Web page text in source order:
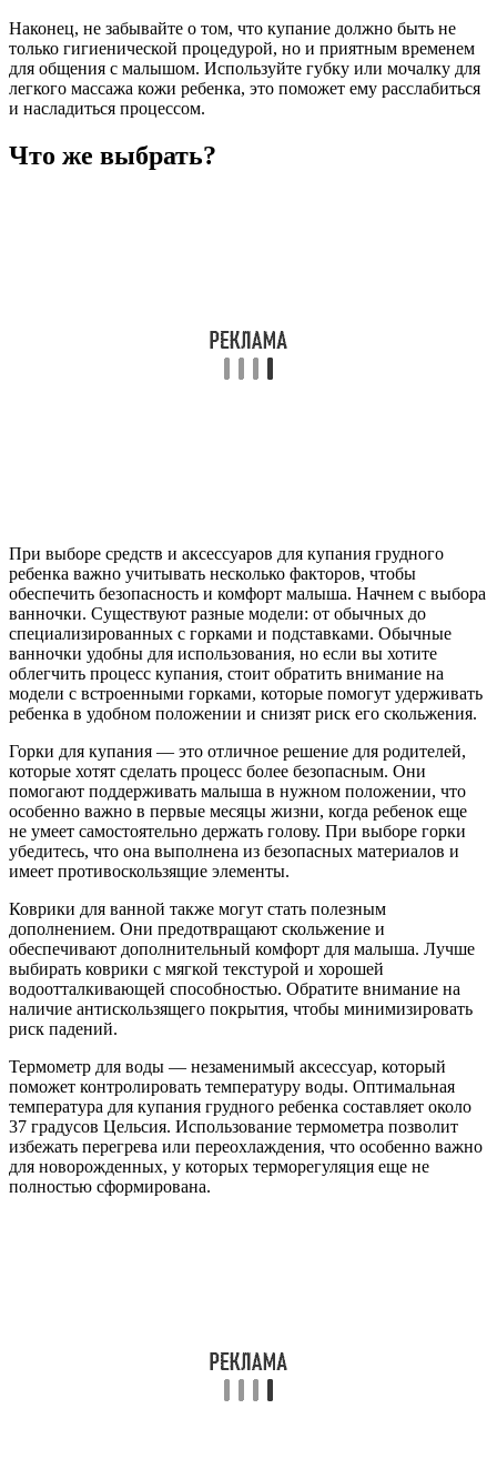
Наконец, не забывайте о том, что купание должно быть не
только гигиенической процедурой, но и приятным временем
для общения с малышом. Используйте губку или мочалку для
легкого массажа кожи ребенка, это поможет ему расслабиться
и насладиться процессом.
Что же выбрать?
При выборе средств и аксессуаров для купания грудного
ребенка важно учитывать несколько факторов, чтобы
обеспечить безопасность и комфорт малыша. Начнем с выбора
ванночки. Существуют разные модели: от обычных до
специализированных с горками и подставками. Обычные
ванночки удобны для использования, но если вы хотите
облегчить процесс купания, стоит обратить внимание на
модели с встроенными горками, которые помогут удерживать
ребенка в удобном положении и снизят риск его скольжения.
Горки для купания — это отличное решение для родителей,
которые хотят сделать процесс более безопасным. Они
помогают поддерживать малыша в нужном положении, что
особенно важно в первые месяцы жизни, когда ребенок еще
не умеет самостоятельно держать голову. При выборе горки
убедитесь, что она выполнена из безопасных материалов и
имеет противоскользящие элементы.
Коврики для ванной также могут стать полезным
дополнением. Они предотвращают скольжение и
обеспечивают дополнительный комфорт для малыша. Лучше
выбирать коврики с мягкой текстурой и хорошей
водоотталкивающей способностью. Обратите внимание на
наличие антискользящего покрытия, чтобы минимизировать
риск падений.
Термометр для воды — незаменимый аксессуар, который
поможет контролировать температуру воды. Оптимальная
температура для купания грудного ребенка составляет около
37 градусов Цельсия. Использование термометра позволит
избежать перегрева или переохлаждения, что особенно важно
для новорожденных, у которых терморегуляция еще не
полностью сформирована.